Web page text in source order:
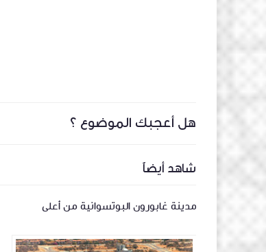
هل أعجبك الموضوع ؟
شاهد أيضاً
مدينة غابورون البوتسوانية من أعلى